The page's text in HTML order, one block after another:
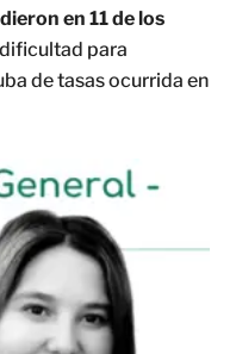
en 11 de los
para
de tasas ocurrida en